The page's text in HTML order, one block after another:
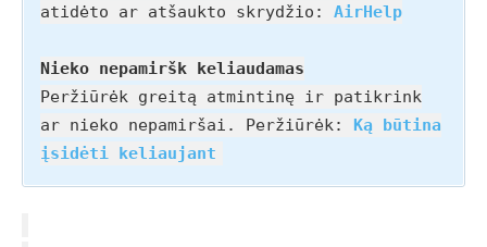
atidėto ar atšaukto skrydžio: AirHelp
Nieko nepamiršk keliaudamas
Peržiūrėk greitą atmintinę ir patikrink
ar nieko nepamiršai. Peržiūrėk: Ką būtina
įsidėti keliaujant